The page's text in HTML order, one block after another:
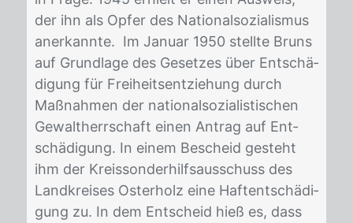
der ihn als Op­fer des Na­tio­nal­so­zia­lis­mus
an­er­kann­te. Im Ja­nu­ar 1950 stell­te Bruns
auf Grund­la­ge des Ge­set­zes über Ent­schä­
di­gung für Frei­heits­ent­zie­hung durch
Maß­nah­men der na­tio­nal­so­zia­lis­ti­schen
Ge­walt­herr­schaft ei­nen An­trag auf Ent­
schä­di­gung. In ei­nem Be­scheid ge­steht
ihm der Kreis­son­der­hilfs­aus­schuss des
Land­krei­ses Os­ter­holz eine Haft­ent­schä­di­
gung zu. In dem Ent­scheid hieß es, dass